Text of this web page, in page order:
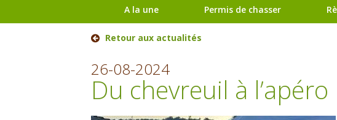
A la une Permis de chasser
Retour aux actualités
26-08-2024
Du chevreuil à l’apéro